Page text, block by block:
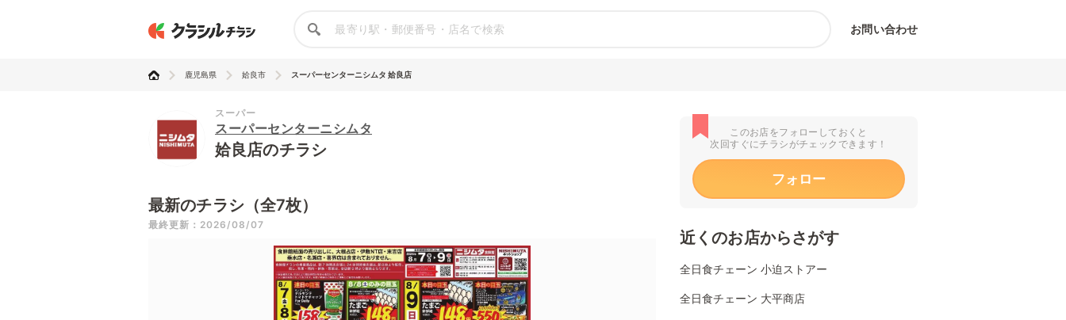
お問い合わせ
鹿児島県 姶良市 スーパーセンターニシムタ 姶良店
スーパー
スーパーセンターニシムタ
姶良店のチラシ
最新のチラシ（全7枚）
最終更新：2026/08/07
このお店をフォローしておくと
次回すぐにチラシがチェックできます！
フォロー
近くのお店からさがす
全日食チェーン 小迫ストアー
全日食チェーン 大平商店